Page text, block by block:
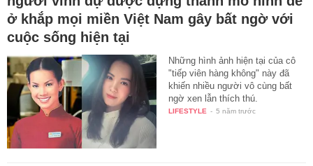
ở khắp mọi miền Việt Nam gây bất ngờ với
cuộc sống hiện tại
Những hình ảnh hiện tại của cô
"tiếp viên hàng không" này đã
khiến nhiều người vô cùng bất
ngờ xen lẫn thích thú.
LIFESTYLE - 5 năm trước